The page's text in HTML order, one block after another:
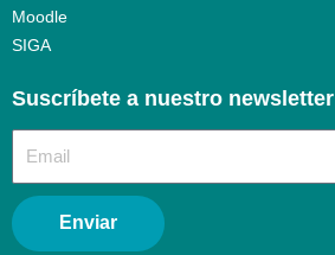
Moodle
SIGA
Suscríbete a nuestro newsletter​
Enviar